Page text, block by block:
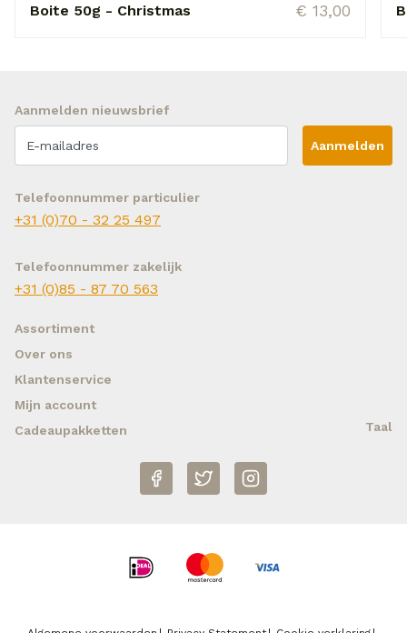
Boite 50g - Christmas € 13,00
Assortiment
Over ons
Klantenservice
Mijn account
Cadeaupakketten
Telefoonnummer particulier
+31 (0)70 - 32 25 497
Telefoonnummer zakelijk
+31 (0)85 - 87 70 563
Aanmelden nieuwsbrief
Aanmelden
Taal